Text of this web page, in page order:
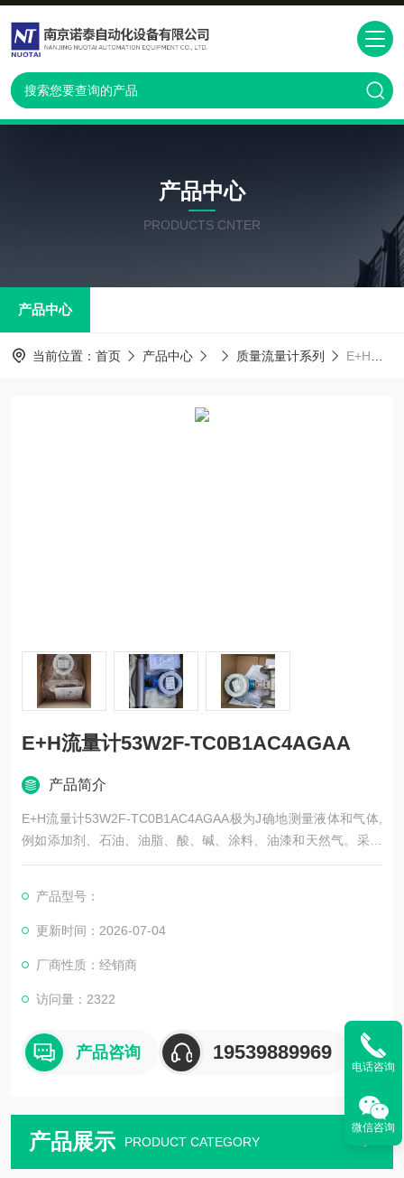
产品中心
PRODUCTS CNTER
产品中心
当前位置： 首页 产品中心 质量流量计系列 E+H流量计53W2F-TC0B1AC4AGAA
E+H流量计53W2F-TC0B1AC4AGAA
产品简介
E+H流量计53W2F-TC0B1AC4AGAA极为J确地测量液体和气体,
例如添加剂、石油、油脂、酸、碱、涂料、油漆和天然气。采用
科氏力原理,节约成本,赢得了良好的声誉。该流量计带一体化Pro
量测量,应用范围广泛。
产品型号：
更新时间：2026-07-04
厂商性质：经销商
访问量：2322
产品咨询 19539889969
产品展示 PRODUCT CATEGORY
电话咨询
微信咨询